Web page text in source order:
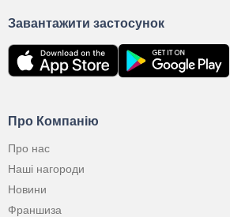
Про Компанію
Про нас
Наші нагороди
Новини
Франшиза
Завантажити застосунок